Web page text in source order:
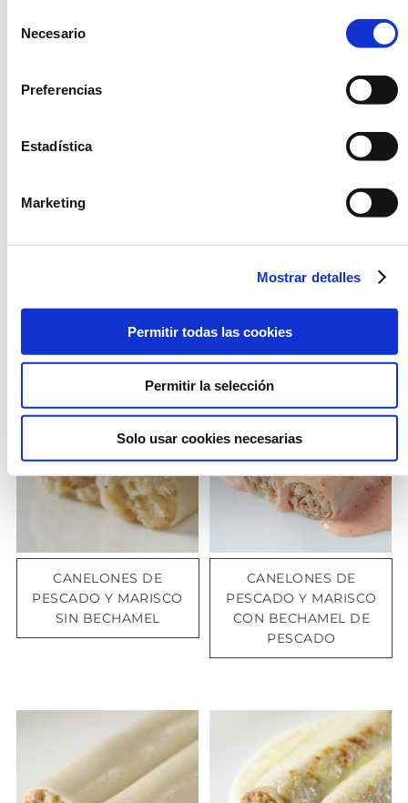
Necesario
Preferencias
Estadística
Marketing
Mostrar detalles
Permitir todas las cookies
Permitir la selección
Solo usar cookies necesarias
BECHAMEL Y QUESO
CANELONES DE
PESCADO Y MARISCO
SIN BECHAMEL
CANELONES DE
PESCADO Y MARISCO
CON BECHAMEL DE
PESCADO